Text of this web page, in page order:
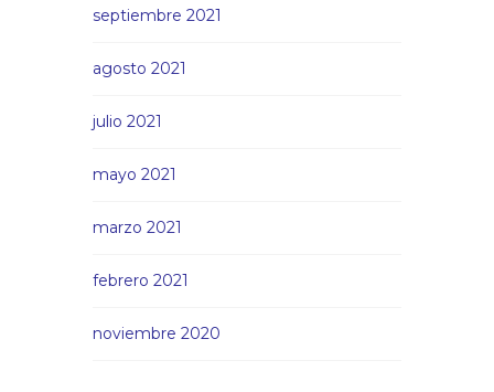
septiembre 2021
agosto 2021
julio 2021
mayo 2021
marzo 2021
febrero 2021
noviembre 2020